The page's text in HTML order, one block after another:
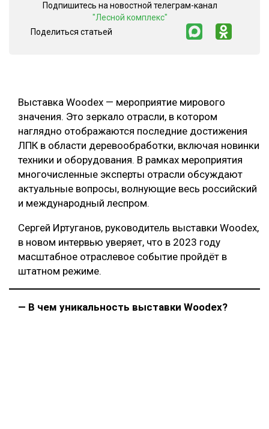
БЕЗОПАСНОЕ ПРОИЗВОДСТВО
СОРТИРОВКА ДРЕВЕСИНЫ
Выставка Woodex — мероприятие мирового
значения. Это зеркало отрасли, в котором
наглядно отображаются последние достижения
ЛПК в области деревообработки, включая новинки
техники и оборудования. В рамках мероприятия
многочисленные эксперты отрасли обсуждают
актуальные вопросы, волнующие весь российский
и международный леспром.
Сергей Иртуганов, руководитель выставки Woodex,
в новом интервью уверяет, что в 2023 году
масштабное отраслевое событие пройдёт в
штатном режиме.
— В чем уникальность выставки Woodex?
Подпишитесь на новостной телеграм-канал
"Лесной комплекс"
Поделиться статьей